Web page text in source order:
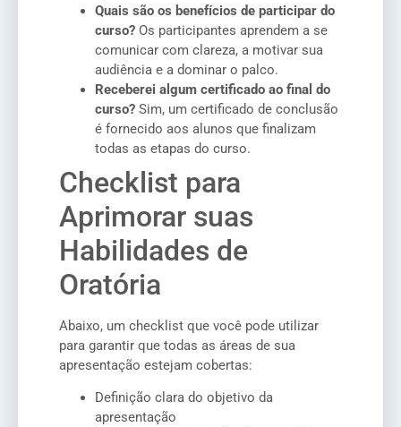
Quais são os benefícios de participar do
curso? Os participantes aprendem a se
comunicar com clareza, a motivar sua
audiência e a dominar o palco.
Receberei algum certificado ao final do
curso? Sim, um certificado de conclusão
é fornecido aos alunos que finalizam
todas as etapas do curso.
Checklist para
Aprimorar suas
Habilidades de
Oratória
Abaixo, um checklist que você pode utilizar
para garantir que todas as áreas de sua
apresentação estejam cobertas:
Definição clara do objetivo da
apresentação